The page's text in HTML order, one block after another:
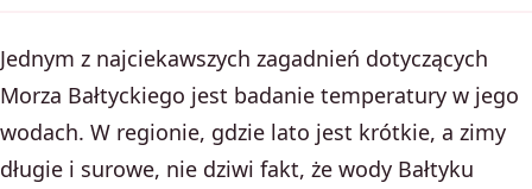
Jednym z najciekawszych zagadnień dotyczących
Morza Bałtyckiego jest badanie temperatury w jego
wodach. W regionie, gdzie lato jest krótkie, a zimy
długie i surowe, nie dziwi fakt, że wody Bałtyku